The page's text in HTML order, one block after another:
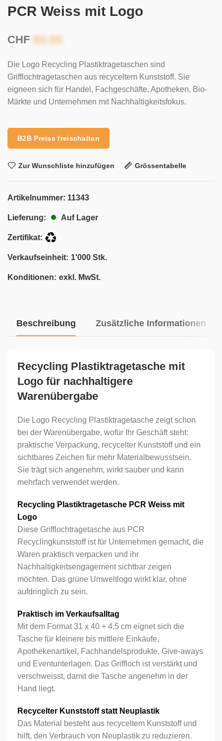
PCR Weiss mit Logo
CHF
Die Logo Recycling Plastiktragetaschen sind
Grifflochtragetaschen aus recyceltem Kunststoff. Sie
eigneen sich für Handel, Fachgeschäfte, Apotheken, Bio-
Märkte und Unternehmen mit Nachhaltigkeitsfokus.
B2B Preise freischalten
Zur Wunschliste hinzufügen Grössentabelle
Artikelnummer: 11343
Lieferung: Auf Lager
Zertifikat:
Verkaufseinheit: 1'000 Stk.
Konditionen: exkl. MwSt.
Beschreibung Zusätzliche Informationen
Recycling Plastiktragetasche mit
Logo für nachhaltigere
Warenübergabe
Die Logo Recycling Plastiktragetasche zeigt schon
bei der Warenübergabe, wofür Ihr Geschäft steht:
praktische Verpackung, recycelter Kunststoff und ein
sichtbares Zeichen für mehr Materialbewusstsein.
Sie trägt sich angenehm, wirkt sauber und kann
mehrfach verwendet werden.
Recycling Plastiktragetasche PCR Weiss mit
Logo
Diese Grifflochtragetasche aus PCR
Recyclingkunststoff ist für Unternehmen gemacht, die
Waren praktisch verpacken und ihr
Nachhaltigkeitsengagement sichtbar zeigen
möchten. Das grüne Umweltlogo wirkt klar, ohne
aufdringlich zu sein.
Praktisch im Verkaufsalltag
Mit dem Format 31 x 40 + 4,5 cm eignet sich die
Tasche für kleinere bis mittlere Einkäufe,
Apothekenartikel, Fachhandelsprodukte, Give-aways
und Eventunterlagen. Das Griffloch ist verstärkt und
verschweisst, damit die Tasche angenehm in der
Hand liegt.
Recycelter Kunststoff statt Neuplastik
Das Material besteht aus recyceltem Kunststoff und
hilft, den Verbrauch von Neuplastik zu reduzieren.